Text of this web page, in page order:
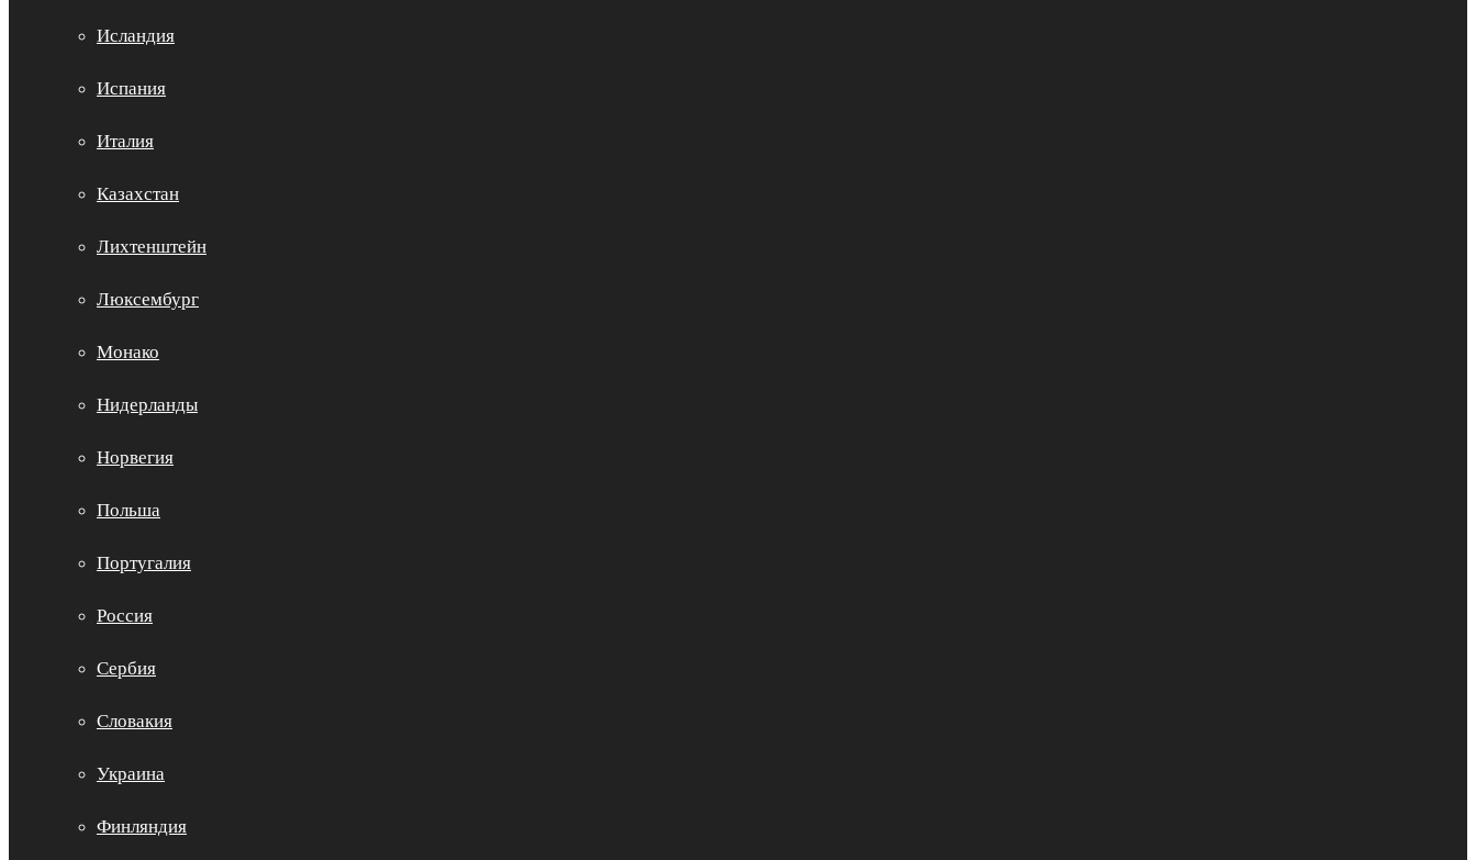
Исландия
Испания
Италия
Казахстан
Лихтенштейн
Люксембург
Монако
Нидерланды
Норвегия
Польша
Португалия
Россия
Сербия
Словакия
Украина
Финляндия